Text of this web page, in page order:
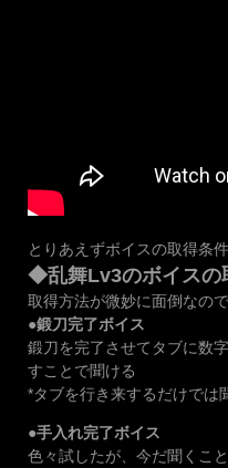
とりあえずボイスの取得条
◆乱舞Lv3のボイスの
取得方法が微妙に面倒なの
●鍛刀完了ボイス
鍛刀を完了させてタブに数
すことで聞ける
*タブを行き来するだけでは
●手入れ完了ボイス
色々試したが、今だ聞くこ